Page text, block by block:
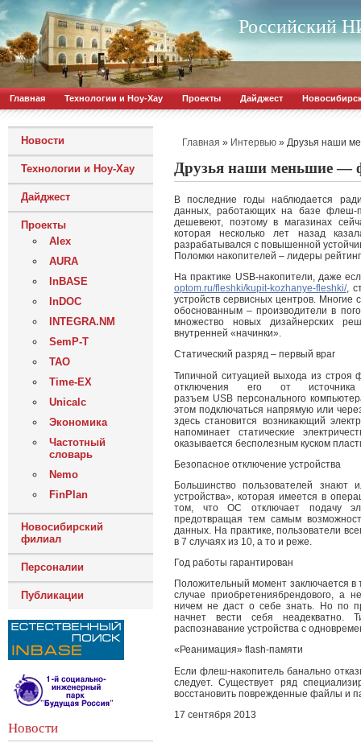
Российский
Главная Технологии и Ноу-Хау Проекты Дайджест
Новости
Технологии и Ноу-Хау
Дайджест
Проекты
Alex
AURA
InBASE
InDOC
INTEGRA.NM
SemP-T
ТАО
Time-EX
Unicalc
Экономика
Частотный
словарь
Nemo
FinPlan
Новосибирский
филиал
Персоналии
Публикации
Новости
Главная » Интервью » Друзья наши
Друзья наши меньшие —
В последние годы наблюдается
данных, работающих на базе флеш-
дешевеют, поэтому в магазинах
которая несколько лет назад
разрабатывался с повышенной
Поломки накопителей – лидеры
На практике USB-накопители, даже
optom.ru/fleshki/kupit-kozhanye-fleshki/,
устройств сервисных центров.
обоснованным – производители в
множество новых дизайнерских
внутренней «начинки».
Статический разряд – первый враг
Типичной ситуацией выхода из строя
отключения его от
разъем USB персонального
этом подключаться напрямую или
здесь становится возникающий
напоминает статические
оказывается бесполезным куском
Безопасное отключение устройства
Большинство пользователей
устройства», которая имеется в
том, что ОС отключает подачу
предотвращая тем самым
данных. На практике, пользователи
в 7 случаях из 10, а то и реже.
Год работы гарантирован
Положительный момент заключается в
случае приобретениябрендового, а
ничем не даст о себе знать. Но по
начнет вести себя неадекватно.
распознавание устройства с
«Реанимация» flash-памяти
Если флеш-накопитель банально
следует. Существует ряд
восстановить поврежденные файлы и
17 сентября 2013